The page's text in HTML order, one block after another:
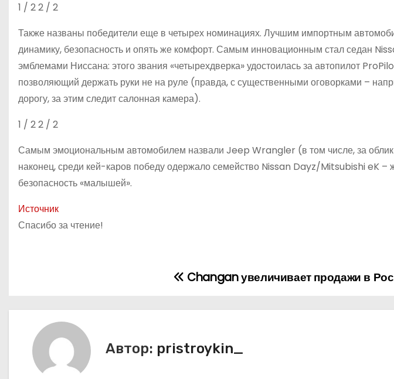
1 / 22 / 2
Также названы победители еще в четырех номинациях. Лучшим импортным
динамику, безопасность и опять же комфорт. Самым инновационным стал седан
эмблемами Ниссана: этого звания «четырехдверка» удостоилась за автопилот
позволяющий держать руки не на руле (правда, с существенными оговорками –
дорогу, за этим следит салонная камера).
1 / 22 / 2
Самым эмоциональным автомобилем назвали Jeep Wrangler (в том числе, за
наконец, среди кей-каров победу одержало семейство Nissan Dayz/Mitsubishi eK –
безопасность «малышей».
Источник
Спасибо за чтение!
а
Changan увеличивает продажи в
Автор: pristroykin_